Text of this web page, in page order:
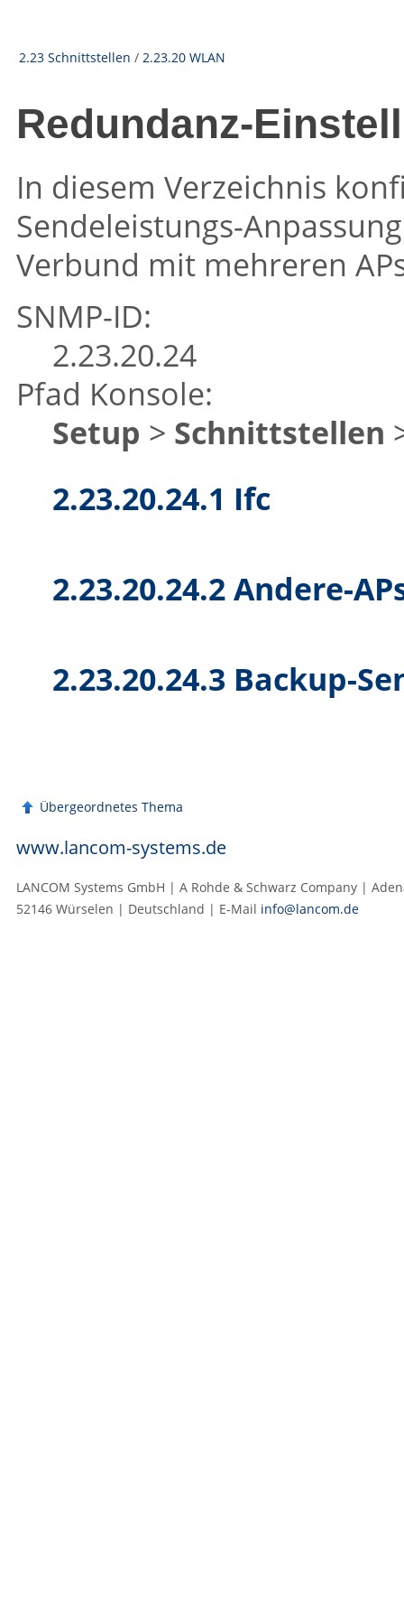
2.23 Schnittstellen / 2.23.20 WLAN
Redundanz-
In diesem Verzeichnis
Sendeleistungs-
Verbund mit mehreren
SNMP-ID:
2.23.20.24
Pfad Konsole:
Setup > Schnittstellen
2.23.20.24.1 Ifc
2.23.20.24.2 Andere-
2.23.20.24.3 Backup-
Übergeordnetes Thema
www.lancom-systems.de
LANCOM Systems GmbH | A Rohde & Schwarz Company |
52146 Würselen | Deutschland | E‑Mail info@lancom.de